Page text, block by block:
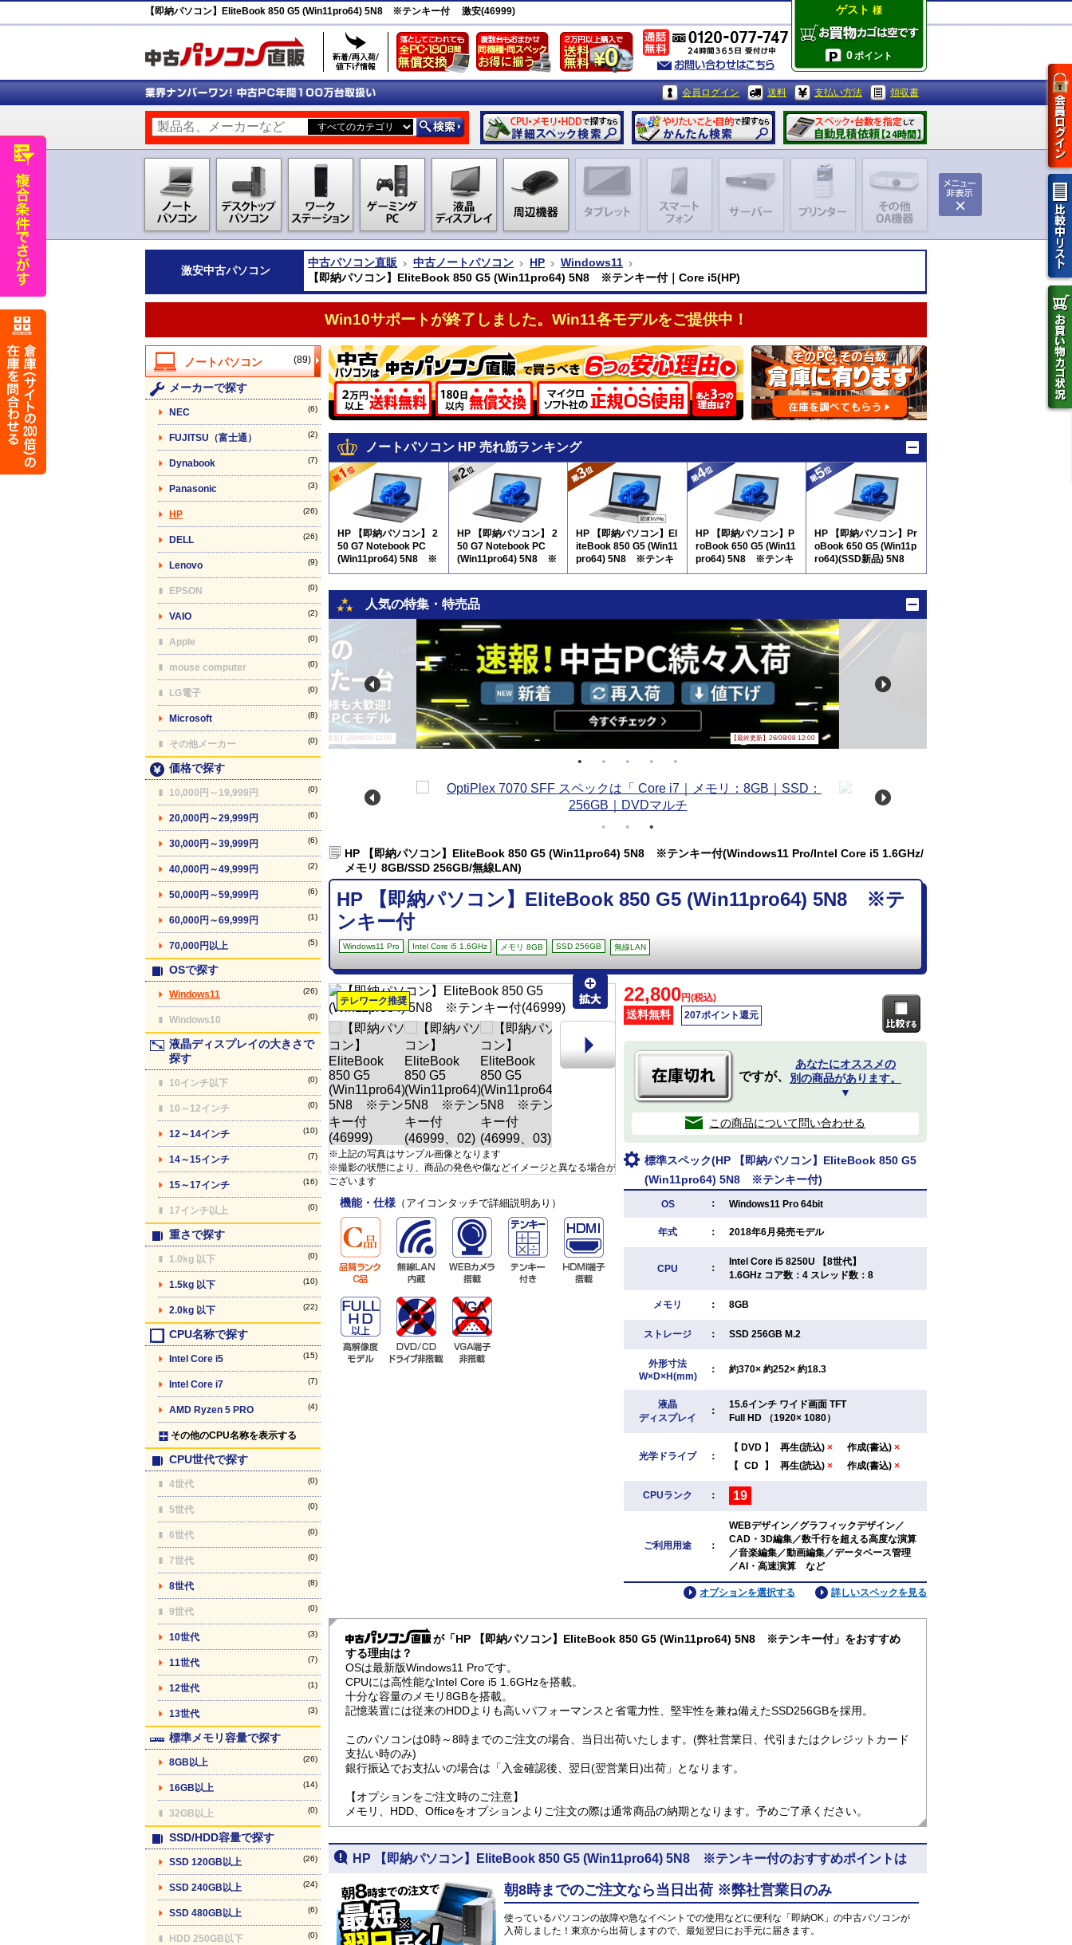
【即納パソコン】EliteBook 850 G5 (Win11pro64) 5N8 ※テンキー付 激安(46999) ゲスト 様
0ポイント
会員ログイン 送料 支払い方法 領収書
激安中古パソコン
中古パソコン直販 中古ノートパソコン HP
Windows11
【即納パソコン】EliteBook 850 G5 (Win11pro64) 5N8 ※テンキー付｜Core i5(HP)
Win10サポートが終了しました。Win11各モデルをご提供中！
(89)
メーカーで探す
NEC (6)
FUJITSU（富士通） (2)
Dynabook (7)
Panasonic (3)
HP (26)
DELL (26)
Lenovo (9)
EPSON (0)
VAIO (2)
Apple (0)
mouse computer (0)
LG電子 (0)
Microsoft (8)
その他メーカー (0)
価格で探す
10,000円～19,999円 (0)
20,000円～29,999円 (6)
30,000円～39,999円 (6)
40,000円～49,999円 (2)
50,000円～59,999円 (6)
60,000円～69,999円 (1)
70,000円以上 (5)
OSで探す
Windows11 (26)
Windows10 (0)
液晶ディスプレイの大きさで
探す
10インチ以下 (0)
10～12インチ (0)
12～14インチ (10)
14～15インチ (7)
15～17インチ (16)
17インチ以上 (0)
重さで探す
1.0kg 以下 (0)
1.5kg 以下 (10)
2.0kg 以下 (22)
CPU名称で探す
Intel Core i5 (15)
Intel Core i7 (7)
AMD Ryzen 5 PRO (4)
その他のCPU名称を表示する
CPU世代で探す
4世代 (0)
5世代 (0)
6世代 (0)
7世代 (0)
8世代 (8)
9世代 (0)
10世代 (3)
11世代 (7)
12世代 (1)
13世代 (3)
標準メモリ容量で探す
8GB以上 (26)
16GB以上 (14)
32GB以上 (0)
SSD/HDD容量で探す
SSD 120GB以上 (26)
SSD 240GB以上 (24)
SSD 480GB以上 (6)
HDD 250GB以下 (0)
ノートパソコン HP 売れ筋ランキング
HP 【即納パソコン】 2
50 G7 Notebook PC
(Win11pro64) 5N8 ※
テンキー付
HP 【即納パソコン】 2
50 G7 Notebook PC
(Win11pro64) 5N8 ※
テンキー付
HP 【即納パソコン】El
iteBook 850 G5 (Win11
pro64) 5N8 ※テンキ
ー付
HP 【即納パソコン】P
roBook 650 G5 (Win11
pro64) 5N8 ※テンキ
ー付
HP 【即納パソコン】Pr
oBook 650 G5 (Win11p
ro64)(SSD新品) 5N8
※テンキー付
人気の特集・特売品
【最終更新】26/08/08 12:00 【最終更新】26/08/08 12:00
HP 【即納パソコン】EliteBook 850 G5 (Win11pro64) 5N8 ※テンキー付(Windows11 Pro/Intel Core i5 1.6GHz/
メモリ 8GB/SSD 256GB/無線LAN)
HP 【即納パソコン】EliteBook 850 G5 (Win11pro64) 5N8 ※テ
ンキー付
Windows11 Pro Intel Core i5 1.6GHz メモリ 8GB SSD 256GB 無線LAN
テレワーク推奨
※上記の写真はサンプル画像となります
※撮影の状態により、商品の発色や傷などイメージと異なる場合が
ございます
機能・仕様 （アイコンタッチで詳細説明あり）
22,800円(税込)
送料無料 207ポイント還元
ですが、
あなたにオススメの
別の商品があります。
▼
この商品について問い合わせる
標準スペック(HP 【即納パソコン】EliteBook 850 G5
(Win11pro64) 5N8 ※テンキー付)
OS ： Windows11 Pro 64bit
年式 ： 2018年6月発売モデル
CPU ：
Intel Core i5 8250U 【8世代】
1.6GHz コア数：4 スレッド数：8
メモリ ： 8GB
ストレージ ： SSD 256GB M.2
外形寸法
W×D×H(mm)
： 約370× 約252× 約18.3
液晶
ディスプレイ
：
15.6インチ ワイド画面 TFT
Full HD （1920× 1080）
光学ドライブ ：
【 DVD 】 再生(読込) × 作成(書込) ×
【 CD 】 再生(読込) × 作成(書込) ×
CPUランク ： 19
ご利用用途 ：
WEBデザイン／グラフィックデザイン／
CAD・3D編集／数千行を超える高度な演算
／音楽編集／動画編集／データベース管理
／AI・高速演算 など
詳しいスペックを見る
オプションを選択する
が「HP 【即納パソコン】EliteBook 850 G5 (Win11pro64) 5N8 ※テンキー付」をおすすめ
する理由は？
OSは最新版Windows11 Proです。
CPUには高性能なIntel Core i5 1.6GHzを搭載。
十分な容量のメモリ8GBを搭載。
記憶装置には従来のHDDよりも高いパフォーマンスと省電力性、堅牢性を兼ね備えたSSD256GBを採用。
このパソコンは0時～8時までのご注文の場合、当日出荷いたします。(弊社営業日、代引またはクレジットカード
支払い時のみ)
銀行振込でお支払いの場合は「入金確認後、翌日(翌営業日)出荷」となります。
【オプションをご注文時のご注意】
メモリ、HDD、Officeをオプションよりご注文の際は通常商品の納期となります。予めご了承ください。
HP 【即納パソコン】EliteBook 850 G5 (Win11pro64) 5N8 ※テンキー付のおすすめポイントは
朝8時までのご注文なら当日出荷 ※弊社営業日のみ
使っているパソコンの故障や急なイベントでの使用などに便利な「即納OK」の中古パソコンが
入荷しました！東京から出荷しますので、最短翌日にお手元に届きます。